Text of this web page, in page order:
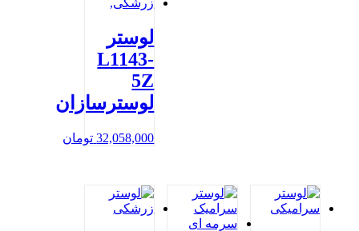
لوستر
L1143-
5Z
لوسترسازان
32,058,000 تومان